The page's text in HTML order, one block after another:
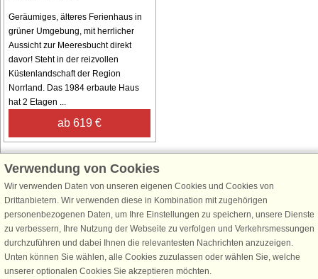
Geräumiges, älteres Ferienhaus in
grüner Umgebung, mit herrlicher
Aussicht zur Meeresbucht direkt
davor! Steht in der reizvollen
Küstenlandschaft der Region
Norrland. Das 1984 erbaute Haus
hat 2 Etagen ...
ab 619 €
Schließen Sie sich 100.000 Ferienhaus-Fans an
Erhalten Sie einen Willkommensgutschein von 25 €für Ihren nächsten
Ferienhausurlaub - melden Sie sich einfach für den DanCenter Newsletter
an. Verpassen Sie nie wieder exklusive Angebote, Gewinnspiele und
Urlaubstipps!
Verwendung von Cookies
Wir verwenden Daten von unseren eigenen Cookies und Cookies von
Drittanbietern. Wir verwenden diese in Kombination mit zugehörigen
personenbezogenen Daten, um Ihre Einstellungen zu speichern, unsere Dienste
zu verbessern, Ihre Nutzung der Webseite zu verfolgen und Verkehrsmessungen
durchzuführen und dabei Ihnen die relevantesten Nachrichten anzuzeigen.
Unten können Sie wählen, alle Cookies zuzulassen oder wählen Sie, welche
unserer optionalen Cookies Sie akzeptieren möchten.